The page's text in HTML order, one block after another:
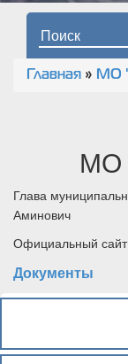
Форма
Вы здесь
Главная » МО
МО
Глава
Аминович
Официальный
Документы